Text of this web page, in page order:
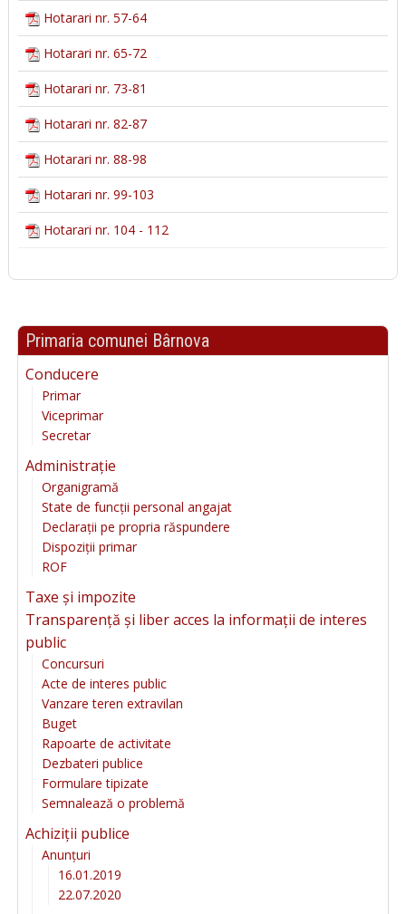
Primaria comunei Bârnova
Conducere
Primar
Viceprimar
Secretar
Administrație
Organigramă
State de funcții personal angajat
Declarații pe propria răspundere
Dispoziții primar
ROF
Taxe și impozite
Transparență și liber acces la informații de interes
public
Concursuri
Acte de interes public
Vanzare teren extravilan
Buget
Rapoarte de activitate
Dezbateri publice
Formulare tipizate
Semnalează o problemă
Achiziții publice
Anunțuri
16.01.2019
22.07.2020
Hotarari nr. 57-64
Hotarari nr. 65-72
Hotarari nr. 73-81
Hotarari nr. 82-87
Hotarari nr. 88-98
Hotarari nr. 99-103
Hotarari nr. 104 - 112